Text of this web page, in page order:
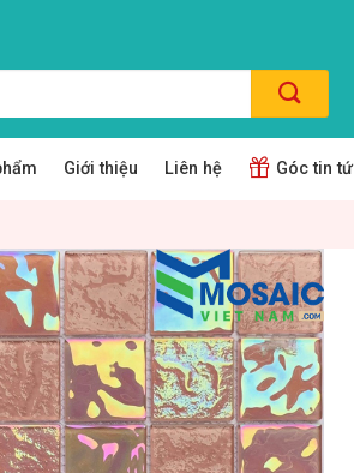
Giới thiệu Liên hệ Góc tin